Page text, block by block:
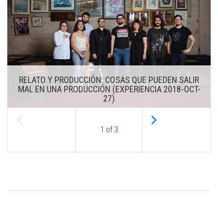
RELATO Y PRODUCCIÓN: COSAS QUE PUEDEN SALIR
MAL EN UNA PRODUCCIÓN (EXPERIENCIA 2018-OCT-
27)
1 of 3